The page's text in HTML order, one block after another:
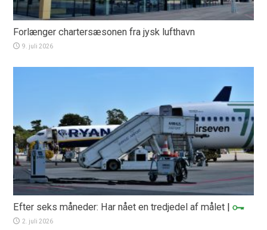
Forlænger chartersæsonen fra jysk lufthavn
9. juli 2026
Efter seks måneder: Har nået en tredjedel af målet |
2. juli 2026